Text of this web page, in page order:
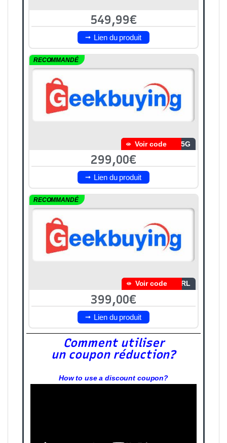
549,99€
Lien du produit
RECOMMANDÉ
Voir code X5G
299,00€
Lien du produit
RECOMMANDÉ
Voir code 5RL
399,00€
Lien du produit
Comment utiliser
un coupon réduction?
How to use a discount coupon?